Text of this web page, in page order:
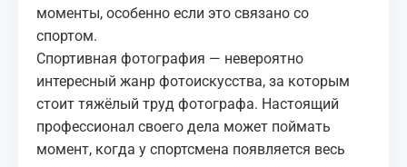
моменты, особенно если это связано со
спортом.
Спортивная фотография — невероятно
интересный жанр фотоискусства, за которым
стоит тяжёлый труд фотографа. Настоящий
профессионал своего дела может поймать
момент, когда у спортсмена появляется весь